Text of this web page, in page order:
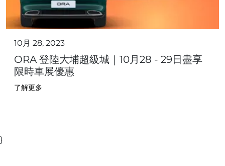
10月 28, 2023
ORA 登陸大埔超級城｜10月28 - 29日盡享
限時車展優惠
了解更多
}